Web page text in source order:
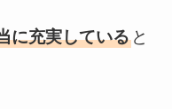
に充実していると